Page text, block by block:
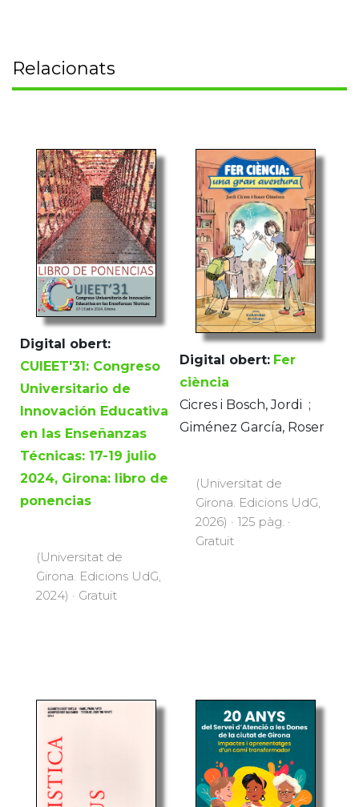
Relacionats
Digital obert:
CUIEET'31: Congreso
Universitario de
Innovación Educativa
en las Enseñanzas
Técnicas: 17-19 julio
2024, Girona: libro de
ponencias
(Universitat de
Girona. Edicions UdG,
2024) · Gratuït
Digital obert: Fer
ciència
Cicres i Bosch, Jordi​ ​ ;
Giménez García, Roser
(Universitat de
Girona. Edicions UdG,
2026) · 125 pàg. ·
Gratuït